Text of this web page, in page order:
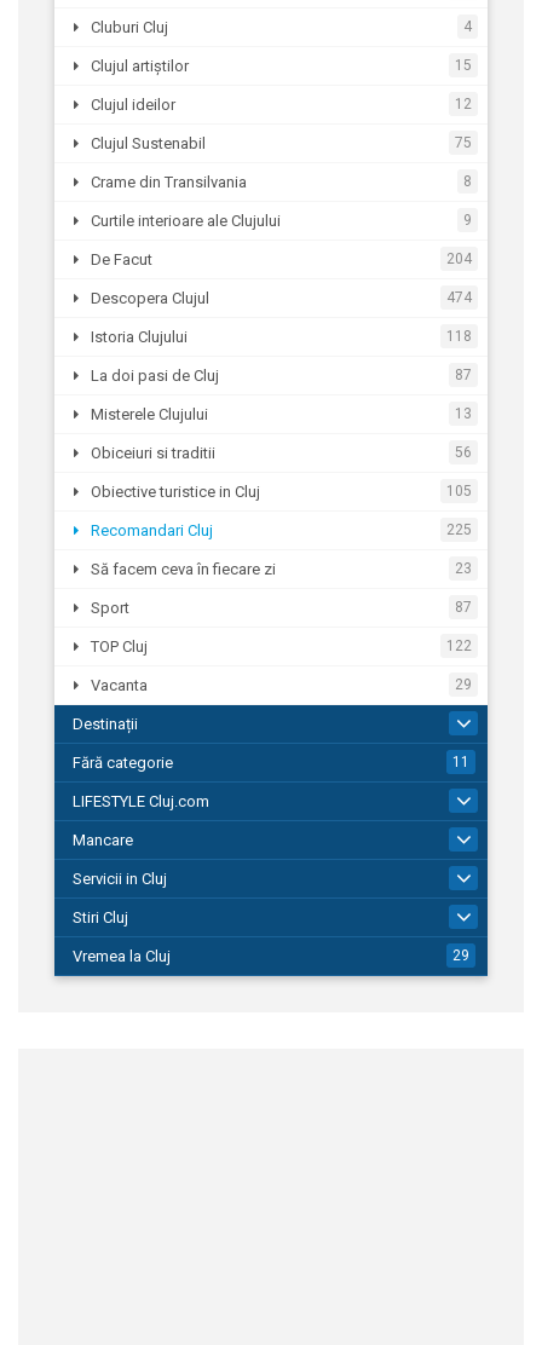
Cluburi Cluj 4
Clujul artiștilor 15
Clujul ideilor 12
Clujul Sustenabil 75
Crame din Transilvania 8
Curtile interioare ale Clujului 9
De Facut 204
Descopera Clujul 474
Istoria Clujului 118
La doi pasi de Cluj 87
Misterele Clujului 13
Obiceiuri si traditii 56
Obiective turistice in Cluj 105
Recomandari Cluj 225
Să facem ceva în fiecare zi 23
Sport 87
TOP Cluj 122
Vacanta 29
Destinații
Fără categorie 11
LIFESTYLE Cluj.com
Mancare
Servicii in Cluj
Stiri Cluj
Vremea la Cluj 29